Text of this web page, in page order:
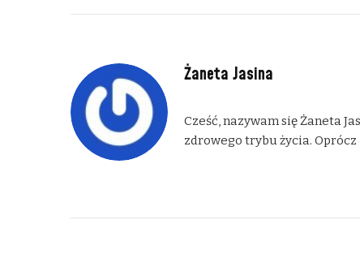
Żaneta Jasina
Cześć, nazywam się Żaneta
zdrowego trybu życia.